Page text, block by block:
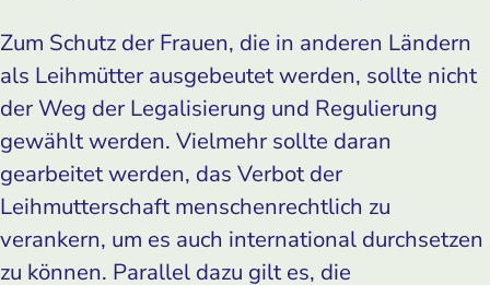
Zum Schutz der Frauen, die in anderen Ländern
als Leihmütter ausgebeutet werden, sollte nicht
der Weg der Legalisierung und Regulierung
gewählt werden. Vielmehr sollte daran
gearbeitet werden, das Verbot der
Leihmutterschaft menschenrechtlich zu
verankern, um es auch international durchsetzen
zu können. Parallel dazu gilt es, die